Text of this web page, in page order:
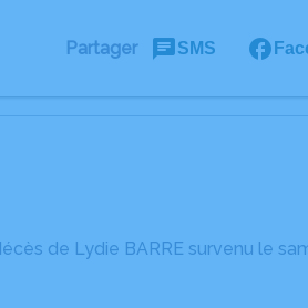
Partager SMS
de Lydie BARRE survenu le